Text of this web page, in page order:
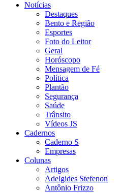
Notícias
Destaques
Bento e Região
Esportes
Foto do Leitor
Geral
Horóscopo
Mensagem de Fé
Política
Plantão
Segurança
Saúde
Trânsito
Vídeos JS
Cadernos
Caderno S
Empresas
Colunas
Artigos
Adelgides Stefenon
Antônio Frizzo